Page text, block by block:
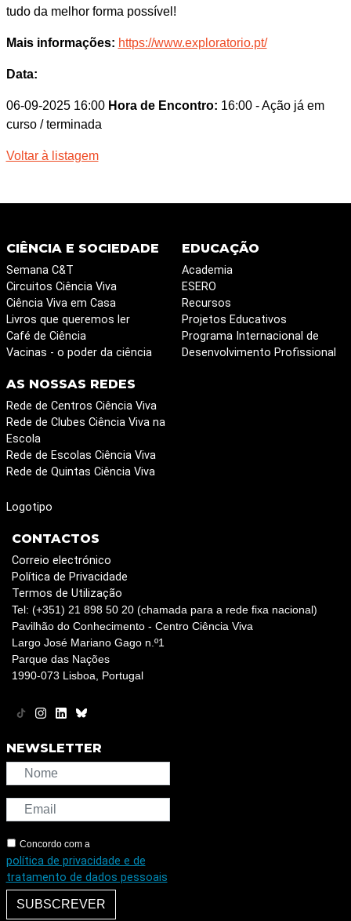
tudo da melhor forma possível!
Mais informações: https://www.exploratorio.pt/
Data:
06-09-2025 16:00 Hora de Encontro: 16:00 - Ação já em
curso / terminada
Voltar à listagem
CIÊNCIA E SOCIEDADE
Semana C&T
Circuitos Ciência Viva
Ciência Viva em Casa
Livros que queremos ler
Café de Ciência
Vacinas - o poder da ciência
EDUCAÇÃO
Academia
ESERO
Recursos
Projetos Educativos
Programa Internacional de
Desenvolvimento Profissional
AS NOSSAS REDES
Rede de Centros Ciência Viva
Rede de Clubes Ciência Viva na
Escola
Rede de Escolas Ciência Viva
Rede de Quintas Ciência Viva
Logotipo
CONTACTOS
Correio electrónico
Política de Privacidade
Termos de Utilização
Tel: (+351) 21 898 50 20 (chamada para a rede fixa nacional)
Pavilhão do Conhecimento - Centro Ciência Viva
Largo José Mariano Gago n.º1
Parque das Nações
1990-073 Lisboa, Portugal
NEWSLETTER
Concordo com a
política de privacidade e de
tratamento de dados pessoais
SUBSCREVER